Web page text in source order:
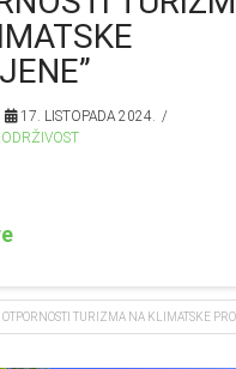
17. LISTOPADA 2024.
ODRŽIVOST
TURIZMA NA KLIMATSKE